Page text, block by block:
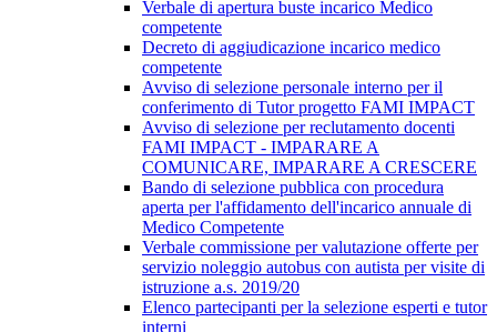
Verbale di apertura buste incarico Medico
competente
Decreto di aggiudicazione incarico medico
competente
Avviso di selezione personale interno per il
conferimento di Tutor progetto FAMI IMPACT
Avviso di selezione per reclutamento docenti
FAMI IMPACT - IMPARARE A
COMUNICARE, IMPARARE A CRESCERE
Bando di selezione pubblica con procedura
aperta per l'affidamento dell'incarico annuale di
Medico Competente
Verbale commissione per valutazione offerte per
servizio noleggio autobus con autista per visite di
istruzione a.s. 2019/20
Elenco partecipanti per la selezione esperti e tutor
interni